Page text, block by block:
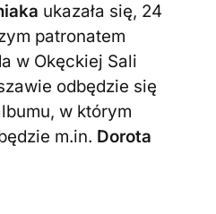
ukazała się, 24
patronatem
w Okęckiej Sali
odbędzie się
w którym
m.in. Dorota